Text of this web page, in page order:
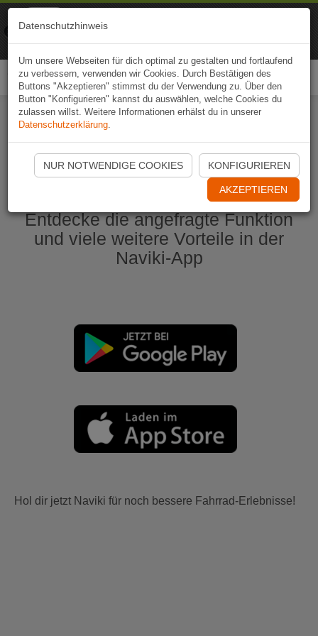
Naviki App jetzt öffnen
Entdecke die angefragte Funktion
und viele weitere Vorteile in der
Naviki-App
Hol dir jetzt Naviki für noch bessere Fahrrad-Erlebnisse!
Datenschutzhinweis
Um unsere Webseiten für dich optimal zu gestalten und fortlaufend
zu verbessern, verwenden wir Cookies. Durch Bestätigen des
Buttons "Akzeptieren" stimmst du der Verwendung zu. Über den
Button "Konfigurieren" kannst du auswählen, welche Cookies du
zulassen willst. Weitere Informationen erhälst du in unserer
Datenschutzerklärung.
NUR NOTWENDIGE COOKIES KONFIGURIEREN
AKZEPTIEREN
Naviki